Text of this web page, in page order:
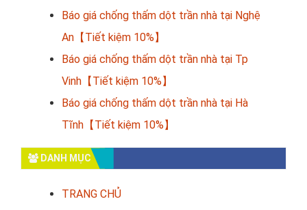
Báo giá chống thấm dột trần nhà tại Nghệ
An【Tiết kiệm 10%】
Báo giá chống thấm dột trần nhà tại Tp
Vinh【Tiết kiệm 10%】
Báo giá chống thấm dột trần nhà tại Hà
Tĩnh【Tiết kiệm 10%】
DANH MỤC
TRANG CHỦ